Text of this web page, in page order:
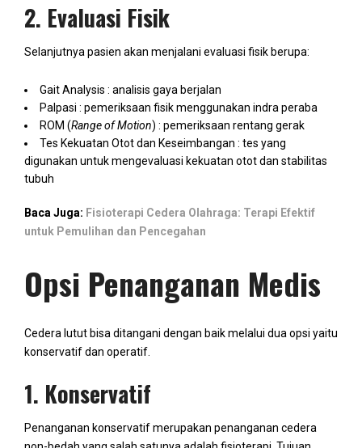
2. Evaluasi Fisik
Selanjutnya pasien akan menjalani evaluasi fisik berupa:
Gait Analysis : analisis gaya berjalan
Palpasi : pemeriksaan fisik menggunakan indra peraba
ROM (Range of Motion) : pemeriksaan rentang gerak
Tes Kekuatan Otot dan Keseimbangan : tes yang
digunakan untuk mengevaluasi kekuatan otot dan stabilitas
tubuh
Baca Juga: Fisioterapi Cedera Olahraga: Terapi Efektif
untuk Pemulihan dan Pencegahan
Opsi Penanganan Medis
Cedera lutut bisa ditangani dengan baik melalui dua opsi yaitu
konservatif dan operatif.
1. Konservatif
Penanganan konservatif merupakan penanganan cedera